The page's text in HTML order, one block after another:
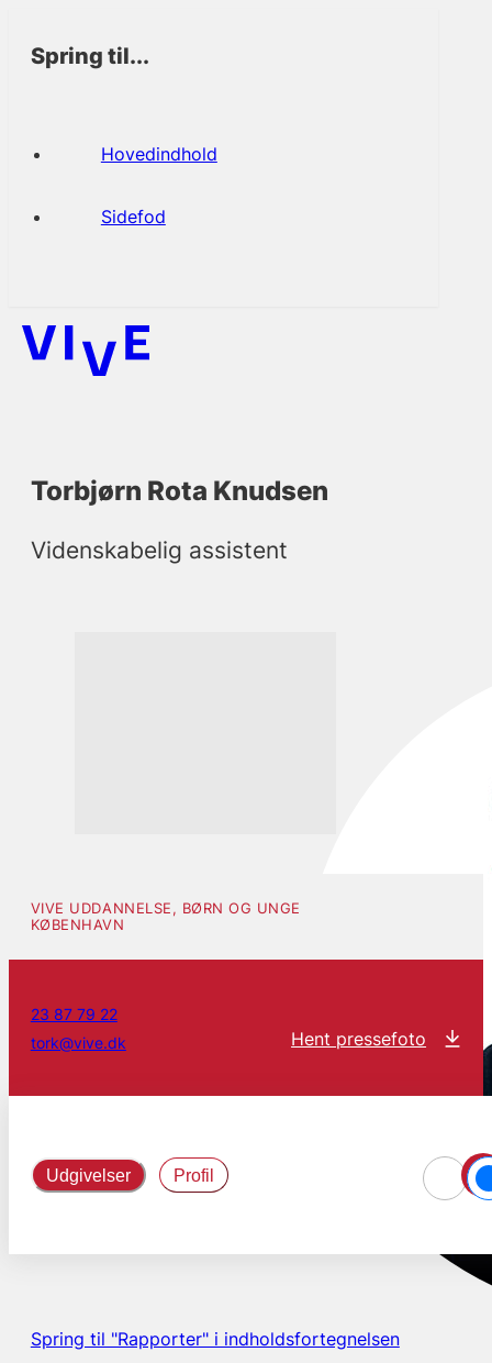
Spring til...
Hovedindhold
Sidefod
Torbjørn Rota Knudsen
Videnskabelig assistent
VIVE UDDANNELSE, BØRN OG UNGE
KØBENHAVN
23 87 79 22
tork@vive.dk
Hent pressefoto
Udgivelser Profil
Spring til "Rapporter" i indholdsfortegnelsen